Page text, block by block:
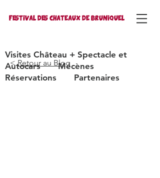
FESTIVAL DES CHATEAUX DE BRUNIQUEL
Visites Château + Spectacle et
Autocars
Mécènes
Réservations
Partenaires
<Retour au Blog